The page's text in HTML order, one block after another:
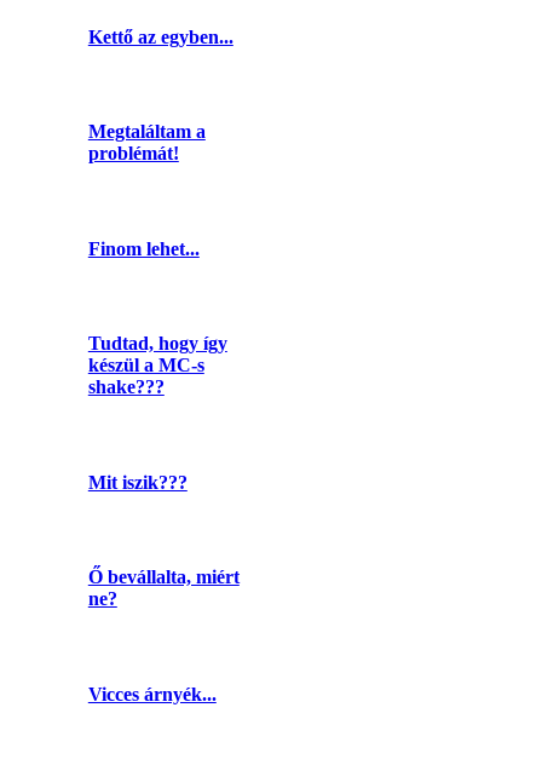
Kettő az egyben...
Megtaláltam a
problémát!
Finom lehet...
Tudtad, hogy így
készül a MC-s
shake???
Mit iszik???
Ő bevállalta, miért
ne?
Vicces árnyék...